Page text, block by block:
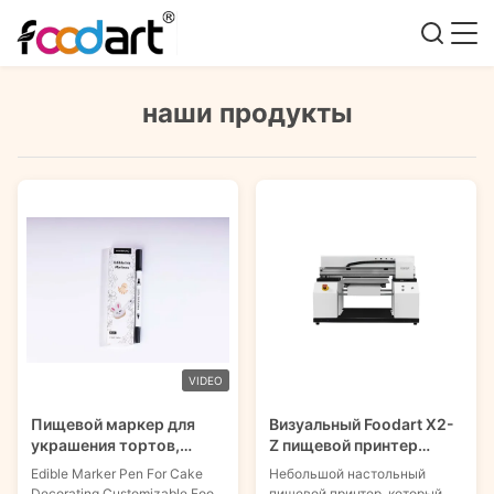
наши продукты
VIDEO
Пищевой маркер для
украшения тортов,
оранжевый, зеленый,
синий
Edible Marker Pen For Cake
Визуальный Foodart X2-
Z пищевой принтер
съедобный рисунок для
пекарей
Небольшой настольный